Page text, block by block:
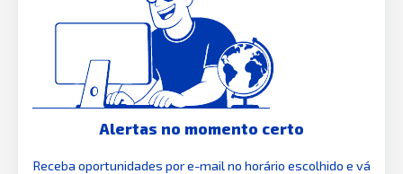
Alertas no momento certo
Receba oportunidades por e-mail no horário escolhido e vá